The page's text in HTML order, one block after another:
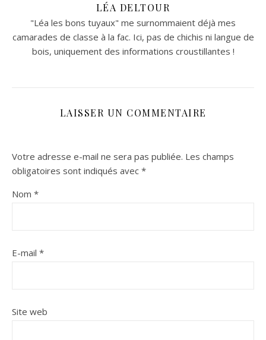
LÉA DELTOUR
"Léa les bons tuyaux" me surnommaient déjà mes
camarades de classe à la fac. Ici, pas de chichis ni langue de
bois, uniquement des informations croustillantes !
LAISSER UN COMMENTAIRE
Votre adresse e-mail ne sera pas publiée. Les champs
obligatoires sont indiqués avec *
Nom *
E-mail *
Site web